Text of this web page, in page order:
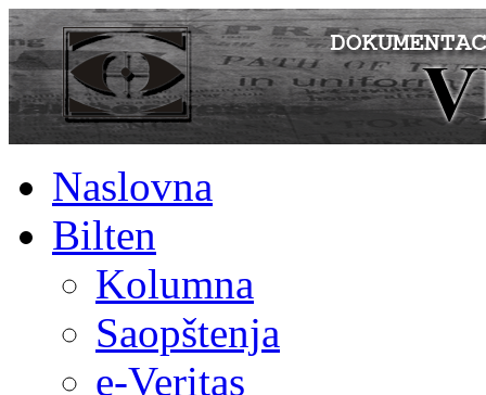
Naslovna
Bilten
Kolumna
Saopštenja
e-Veritas